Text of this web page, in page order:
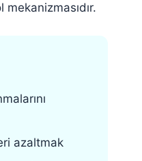
azaltmak